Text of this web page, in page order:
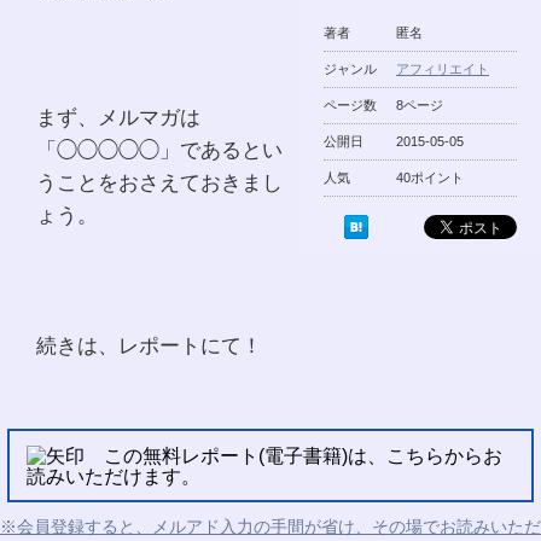
著者 匿名
ジャンル アフィリエイト
ページ数 8ページ
公開日 2015-05-05
人気 40ポイント
まず、メルマガは
「◯◯◯◯◯」であるとい
うことをおさえておきまし
ょう。
続きは、レポートにて！
この無料レポート(電子書籍)は、こちらからお
読みいただけます。
※会員登録すると、メルアド入力の手間が省け、その場でお読みいただ